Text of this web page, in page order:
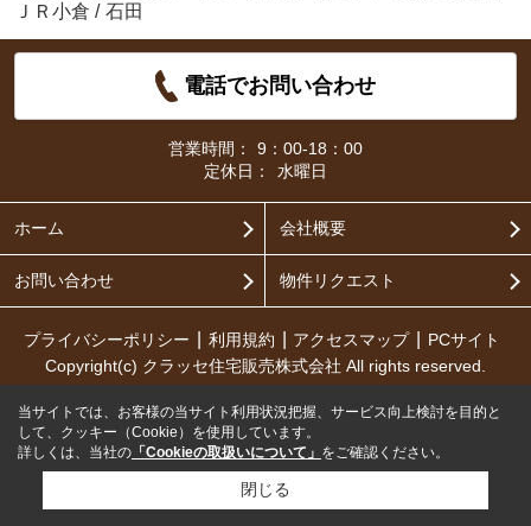
ＪＲ小倉 / 石田
電話でお問い合わせ
営業時間：
9：00-18：00
定休日：
水曜日
ホーム 会社概要
お問い合わせ 物件リクエスト
プライバシーポリシー 利用規約 アクセスマップ
PCサイト
Copyright(c) クラッセ住宅販売株式会社 All rights reserved.
当サイトでは、お客様の当サイト利用状況把握、サービス向上検討を目的と
して、クッキー（Cookie）を使用しています。
詳しくは、当社の 「Cookieの取扱いについて」 をご確認ください。
閉じる